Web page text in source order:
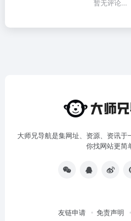
暂无评论...
大师兄导航是集网址、资源、资讯
你找网站更简
友链申请 免责声明